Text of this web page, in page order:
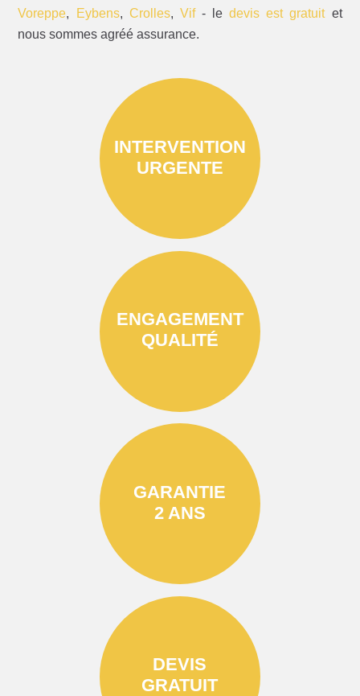
Voreppe, Eybens, Crolles, Vif- ledevis est gratuitet
nous sommes agréé assurance.
INTERVENTION
URGENTE
ENGAGEMENT
QUALITÉ
GARANTIE
2 ANS
DEVIS
GRATUIT